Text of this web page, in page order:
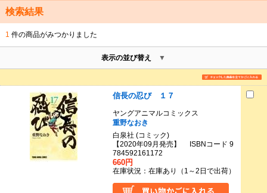
検索結果
1 件の商品がみつかりました
表示の並び替え
信長の忍び １７
ヤングアニマルコミックス
重野なおき
白泉社 (コミック)
【2020年09月発売】 ISBNコード 9
784592161172
660円
在庫状況：在庫あり（1～2日で出荷）